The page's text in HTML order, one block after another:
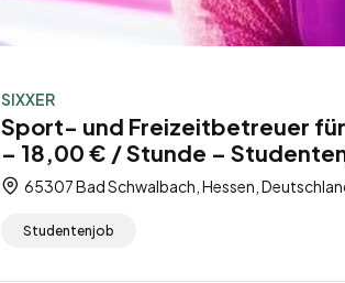
SIXXER
Sport- und Freizeitbetreuer
– 18,00 € / Stunde –
65307 Bad Schwalbach, Hessen,
Studentenjob